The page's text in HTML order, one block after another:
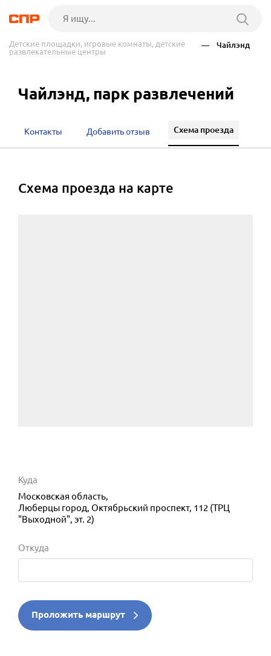
Детские площадки, игровые комнаты, детские
развлекательные центры
— Чайлэнд
Чайлэнд, парк развлечений
cхема проезда на карте
Контакты Добавить отзыв Схема проезда
Куда
Московская область,
Люберцы город, Октябрьский проспект, 112 (ТРЦ
"Выходной", эт. 2)
Откуда
Проложить маршрут